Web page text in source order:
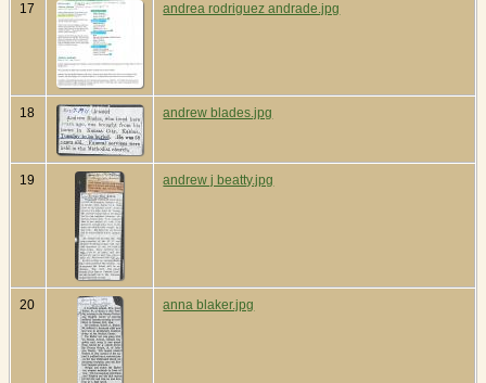
17 andrea rodriguez andrade.jpg
18 andrew blades.jpg
19 andrew j beatty.jpg
20 anna blaker.jpg